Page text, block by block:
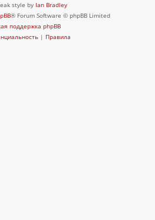
style by Ian Bradley
® Forum Software © phpBB Limited
поддержка phpBB
| Правила